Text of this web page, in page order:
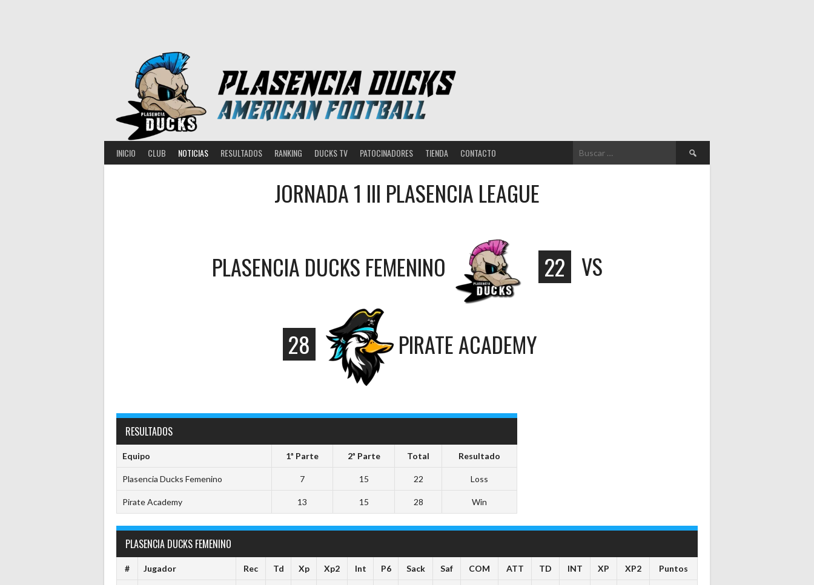
INICIO CLUB NOTICIAS RESULTADOS RANKING DUCKS TV PATOCINADORES TIENDA CONTACTO Buscar:
JORNADA 1 III PLASENCIA LEAGUE
PLASENCIA DUCKS FEMENINO 22 VS
28 PIRATE ACADEMY
RESULTADOS
Equipo 1ª Parte 2ª Parte Total Resultado
Plasencia Ducks Femenino 7 15 22 Loss
Pirate Academy 13 15 28 Win
PLASENCIA DUCKS FEMENINO
# Jugador Rec Td Xp Xp2 Int P6 Sack Saf COM ATT TD INT XP XP2 Puntos